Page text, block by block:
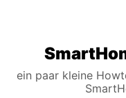
springen
ein paar kleine